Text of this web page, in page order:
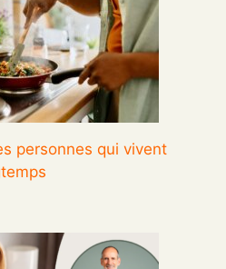
personnes qui vivent